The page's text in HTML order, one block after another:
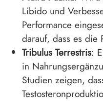
Libido und
Performance
darauf, dass es die
Tribulus Terrestris:
in
Studien zeigen,